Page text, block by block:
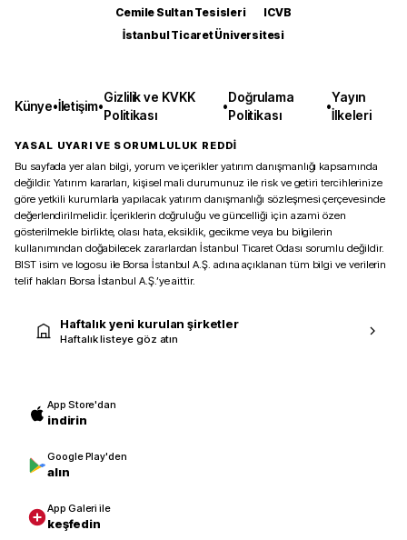
Cemile Sultan Tesisleri
ICVB
İstanbul Ticaret Üniversitesi
Künye•İletişim•
Gizlilik ve KVKK
Politikası
•
Doğrulama
Politikası
•
Yayın
İlkeleri
YASAL UYARI VE SORUMLULUK REDDİ
Bu sayfada yer alan bilgi, yorum ve içerikler yatırım danışmanlığı kapsamında
değildir. Yatırım kararları, kişisel mali durumunuz ile risk ve getiri tercihlerinize
göre yetkili kurumlarla yapılacak yatırım danışmanlığı sözleşmesi çerçevesinde
değerlendirilmelidir. İçeriklerin doğruluğu ve güncelliği için azami özen
gösterilmekle birlikte, olası hata, eksiklik, gecikme veya bu bilgilerin
kullanımından doğabilecek zararlardan İstanbul Ticaret Odası sorumlu değildir.
BIST isim ve logosu ile Borsa İstanbul A.Ş. adına açıklanan tüm bilgi ve verilerin
telif hakları Borsa İstanbul A.Ş.’ye aittir.
Haftalık yeni kurulan şirketler
Haftalık listeye göz atın
App Store'dan
indirin
Google Play'den
alın
App Galeri ile
keşfedin